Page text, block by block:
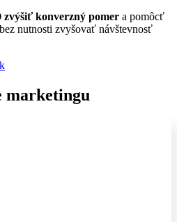
zvýšiť konverzný pomer a pomôcť
nutnosti zvyšovať návštevnosť
marketingu